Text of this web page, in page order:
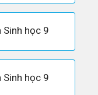
Sinh học 9
Sinh học 9